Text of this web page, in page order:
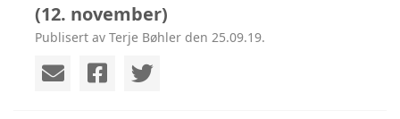
(12. november)
Publisert av Terje Bøhler den 25.09.19.